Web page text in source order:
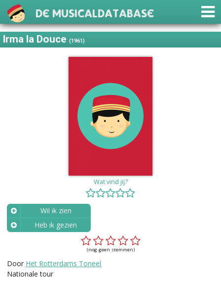
De Musicaldatabase
Irma la Douce(1961)
Wat vind jij?
Wil ik zien
Heb ik gezien
(nog geen stemmen)
Door Het Rotterdams Toneel
Nationale tour